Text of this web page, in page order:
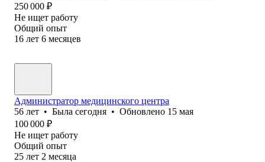
250 000 ₽
Не ищет работу
Общий опыт
16 лет 6 месяцев
Администратор медицинского центра
56 лет • Была сегодня • Обновлено 15 мая
100 000 ₽
Не ищет работу
Общий опыт
25 лет 2 месяца